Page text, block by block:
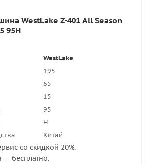
WestLake Z-401 All Season
95H
WestLake
195
65
15
95
H
Китай
со скидкой 20%.
— бесплатно.